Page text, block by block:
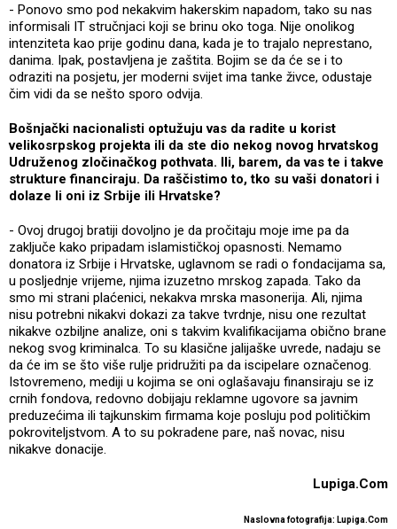
- Ponovo smo pod nekakvim hakerskim napadom, tako su nas
informisali IT stručnjaci koji se brinu oko toga. Nije onolikog
intenziteta kao prije godinu dana, kada je to trajalo neprestano,
danima. Ipak, postavljena je zaštita. Bojim se da će se i to
odraziti na posjetu, jer moderni svijet ima tanke živce, odustaje
čim vidi da se nešto sporo odvija.
Bošnjački nacionalisti optužuju vas da radite u korist
velikosrpskog projekta ili da ste dio nekog novog hrvatskog
Udruženog zločinačkog pothvata. Ili, barem, da vas te i takve
strukture financiraju. Da raščistimo to, tko su vaši donatori i
dolaze li oni iz Srbije ili Hrvatske?
- Ovoj drugoj bratiji dovoljno je da pročitaju moje ime pa da
zaključe kako pripadam islamističkoj opasnosti. Nemamo
donatora iz Srbije i Hrvatske, uglavnom se radi o fondacijama sa,
u posljednje vrijeme, njima izuzetno mrskog zapada. Tako da
smo mi strani plaćenici, nekakva mrska masonerija. Ali, njima
nisu potrebni nikakvi dokazi za takve tvrdnje, nisu one rezultat
nikakve ozbiljne analize, oni s takvim kvalifikacijama obično brane
nekog svog kriminalca. To su klasične jalijaške uvrede, nadaju se
da će im se što više rulje pridružiti pa da iscipelare označenog.
Istovremeno, mediji u kojima se oni oglašavaju finansiraju se iz
crnih fondova, redovno dobijaju reklamne ugovore sa javnim
preduzećima ili tajkunskim firmama koje posluju pod političkim
pokroviteljstvom. A to su pokradene pare, naš novac, nisu
nikakve donacije.
Lupiga.Com
Naslovna fotografija: Lupiga.Com